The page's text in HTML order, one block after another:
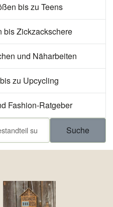
bis zu Teens
bis Zickzackschere
und Näharbeiten
zu Upcycling
Fashion-Ratgeber